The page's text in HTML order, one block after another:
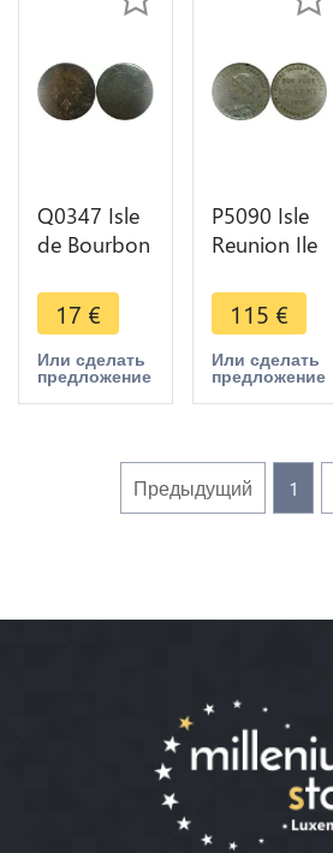
Q0347 Isle
de Bourbon
XVI 1779 A
Paris ->
Make offer
17 €
Или сделать
предложение
P5090 Isle
Reunion Ile
Bon pour
50
Centimes
1896 -
115 €
Или сделать
предложение
Предыдущий 1